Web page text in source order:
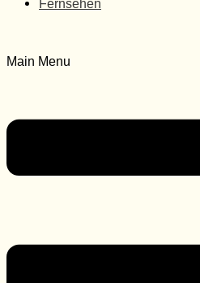
Fernsehen
Main Menu